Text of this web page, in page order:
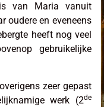
van Maria vanuit
oudere en eveneens
heeft nog veel
gebruikelijke
zeer gepast
werk (2de